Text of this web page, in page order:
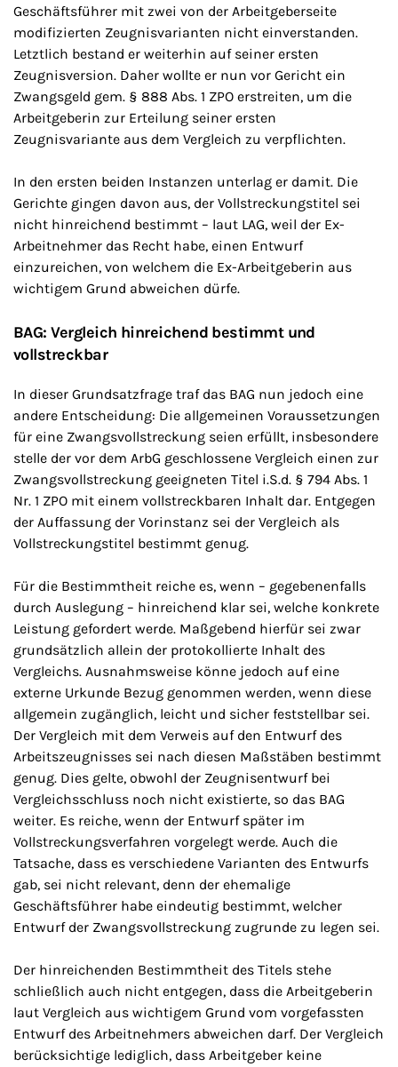
Geschäftsführer mit zwei von der Arbeitgeberseite
modifizierten Zeugnisvarianten nicht einverstanden.
Letztlich bestand er weiterhin auf seiner ersten
Zeugnisversion. Daher wollte er nun vor Gericht ein
Zwangsgeld gem. § 888 Abs. 1 ZPO erstreiten, um die
Arbeitgeberin zur Erteilung seiner ersten
Zeugnisvariante aus dem Vergleich zu verpflichten.
In den ersten beiden Instanzen unterlag er damit. Die
Gerichte gingen davon aus, der Vollstreckungstitel sei
nicht hinreichend bestimmt – laut LAG, weil der Ex-
Arbeitnehmer das Recht habe, einen Entwurf
einzureichen, von welchem die Ex-Arbeitgeberin aus
wichtigem Grund abweichen dürfe.
BAG: Vergleich hinreichend bestimmt und
vollstreckbar
In dieser Grundsatzfrage traf das BAG nun jedoch eine
andere Entscheidung: Die allgemeinen Voraussetzungen
für eine Zwangsvollstreckung seien erfüllt, insbesondere
stelle der vor dem ArbG geschlossene Vergleich einen zur
Zwangsvollstreckung geeigneten Titel i.S.d. § 794 Abs. 1
Nr. 1 ZPO mit einem vollstreckbaren Inhalt dar. Entgegen
der Auffassung der Vorinstanz sei der Vergleich als
Vollstreckungstitel bestimmt genug.
Für die Bestimmtheit reiche es, wenn – gegebenenfalls
durch Auslegung – hinreichend klar sei, welche konkrete
Leistung gefordert werde. Maßgebend hierfür sei zwar
grundsätzlich allein der protokollierte Inhalt des
Vergleichs. Ausnahmsweise könne jedoch auf eine
externe Urkunde Bezug genommen werden, wenn diese
allgemein zugänglich, leicht und sicher feststellbar sei.
Der Vergleich mit dem Verweis auf den Entwurf des
Arbeitszeugnisses sei nach diesen Maßstäben bestimmt
genug. Dies gelte, obwohl der Zeugnisentwurf bei
Vergleichsschluss noch nicht existierte, so das BAG
weiter. Es reiche, wenn der Entwurf später im
Vollstreckungsverfahren vorgelegt werde. Auch die
Tatsache, dass es verschiedene Varianten des Entwurfs
gab, sei nicht relevant, denn der ehemalige
Geschäftsführer habe eindeutig bestimmt, welcher
Entwurf der Zwangsvollstreckung zugrunde zu legen sei.
Der hinreichenden Bestimmtheit des Titels stehe
schließlich auch nicht entgegen, dass die Arbeitgeberin
laut Vergleich aus wichtigem Grund vom vorgefassten
Entwurf des Arbeitnehmers abweichen darf. Der Vergleich
berücksichtige lediglich, dass Arbeitgeber keine